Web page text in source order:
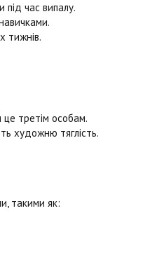
час випалу.
тижнів.
третім особам.
художню тяглість.
такими як: